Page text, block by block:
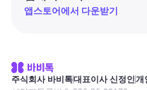
앱스토어에서 다운받기
주식회사 바비톡대표이사 신정인개